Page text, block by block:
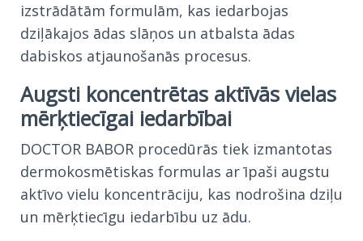
izstrādātām formulām, kas iedarbojas
dziļākajos ādas slāņos un atbalsta ādas
dabiskos atjaunošanās procesus.
Augsti koncentrētas aktīvās vielas
mērķtiecīgai iedarbībai
DOCTOR BABOR procedūrās tiek izmantotas
dermokosmētiskas formulas ar īpaši augstu
aktīvo vielu koncentrāciju, kas nodrošina dziļu
un mērķtiecīgu iedarbību uz ādu.